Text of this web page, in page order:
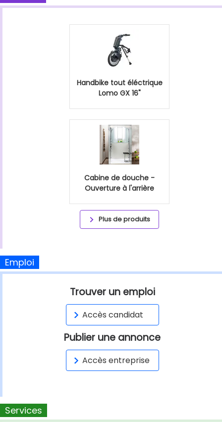
Handbike tout éléctrique
Lomo GX 16"
Cabine de douche -
Ouverture à l'arrière
Plus de produits
Emploi
Trouver un emploi
Accès candidat
Publier une annonce
Accès entreprise
Services